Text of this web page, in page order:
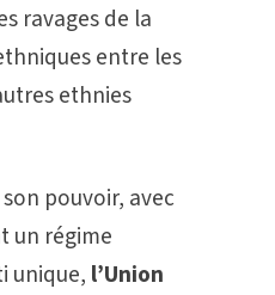
ravages de la
entre les
ethnies
pouvoir, avec
un régime
unique, l’Union